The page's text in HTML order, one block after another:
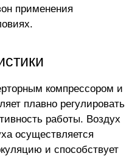
применения
компрессором и
плавно регулировать
работы. Воздух
осуществляется
и способствует